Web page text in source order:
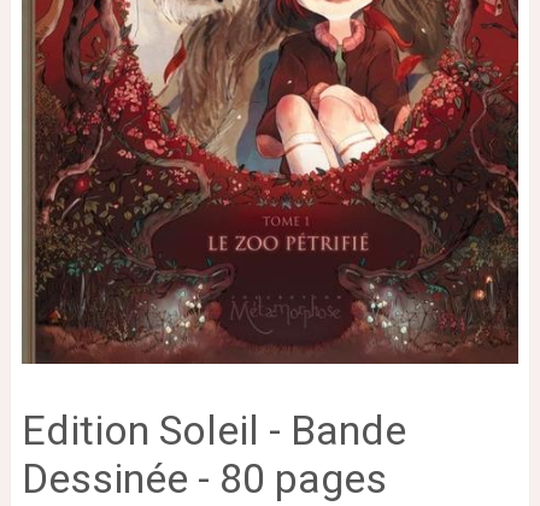
Edition Soleil - Bande
Dessinée - 80 pages